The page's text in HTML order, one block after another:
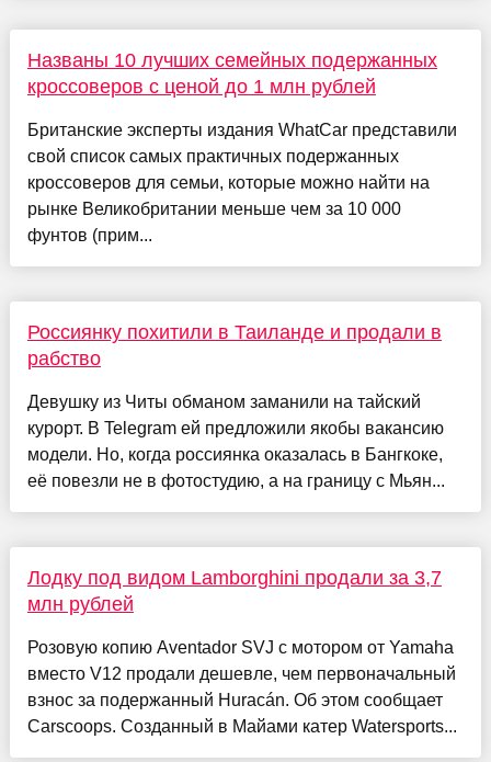
Названы 10 лучших семейных подержанных
кроссоверов с ценой до 1 млн рублей
Британские эксперты издания WhatCar представили
свой список самых практичных подержанных
кроссоверов для семьи, которые можно найти на
рынке Великобритании меньше чем за 10 000
фунтов (прим...
Россиянку похитили в Таиланде и продали в
рабство
Девушку из Читы обманом заманили на тайский
курорт. В Telegram ей предложили якобы вакансию
модели. Но, когда россиянка оказалась в Бангкоке,
её повезли не в фотостудию, а на границу с Мьян...
Лодку под видом Lamborghini продали за 3,7
млн рублей
Розовую копию Aventador SVJ с мотором от Yamaha
вместо V12 продали дешевле, чем первоначальный
взнос за подержанный Huracán. Об этом сообщает
Carscoops. Созданный в Майами катер Watersports...